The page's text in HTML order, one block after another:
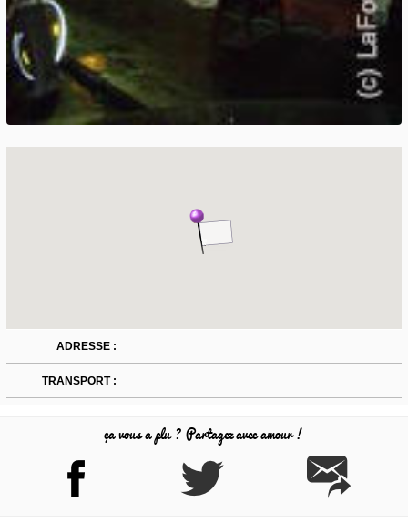
ADRESSE :
TRANSPORT :
ça vous a plu ? Partagez avec amour !